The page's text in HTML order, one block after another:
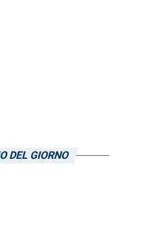
DEL GIORNO